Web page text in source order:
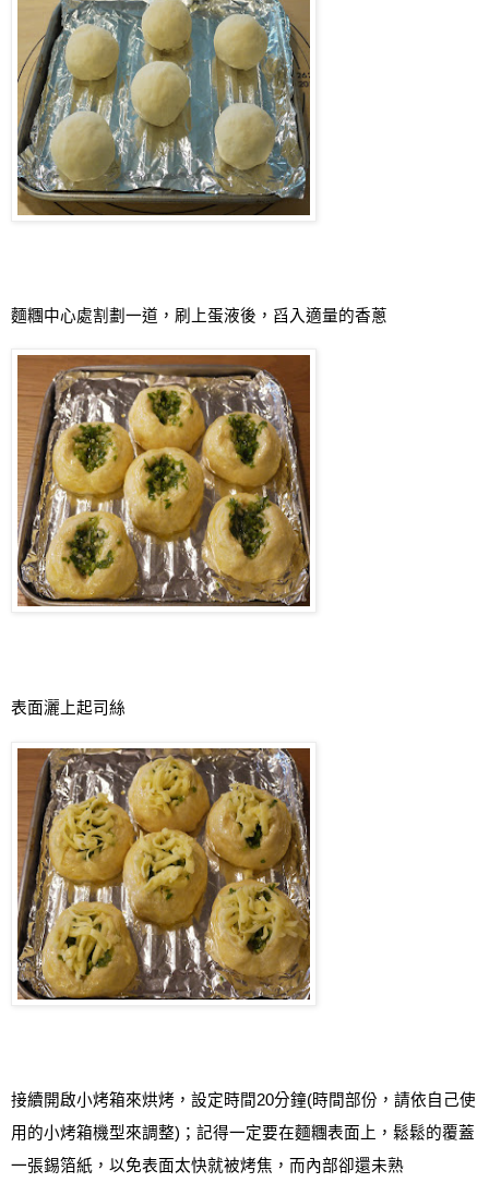
麵糰中心處割劃一道，刷上蛋液後，舀入適量的香蔥
表面灑上起司絲
接續開啟小烤箱來烘烤，設定時間20分鐘(時間部份，請依自己使
用的小烤箱機型來調整) ；記得一定要在麵糰表面上，鬆鬆的覆蓋
一張錫箔紙，以免表面太快就被烤焦，而內部卻還未熟